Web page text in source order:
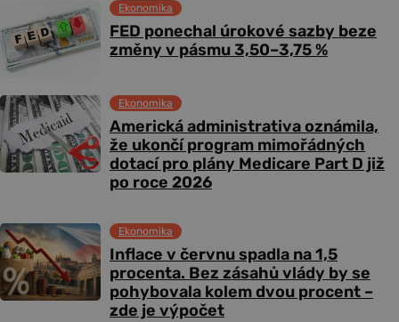
FED ponechal úrokové sazby beze
změny v pásmu 3,50–3,75 %
Ekonomika
Americká administrativa oznámila,
že ukončí program mimořádných
dotací pro plány Medicare Part D již
po roce 2026
Ekonomika
Inflace v červnu spadla na 1,5
procenta. Bez zásahů vlády by se
pohybovala kolem dvou procent –
zde je výpočet
Ekonomika